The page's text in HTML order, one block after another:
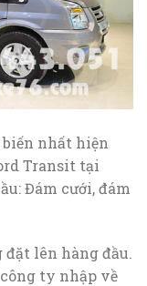
biến nhất hiện
Transit tại
Đám cưới, đám
lên hàng đầu.
ty nhập về